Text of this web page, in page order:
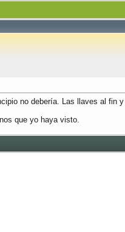
no debería. Las llaves al
que yo haya visto.